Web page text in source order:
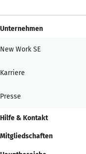
Unternehmen
New Work SE
Karriere
Presse
Hilfe & Kontakt
Mitgliedschaften